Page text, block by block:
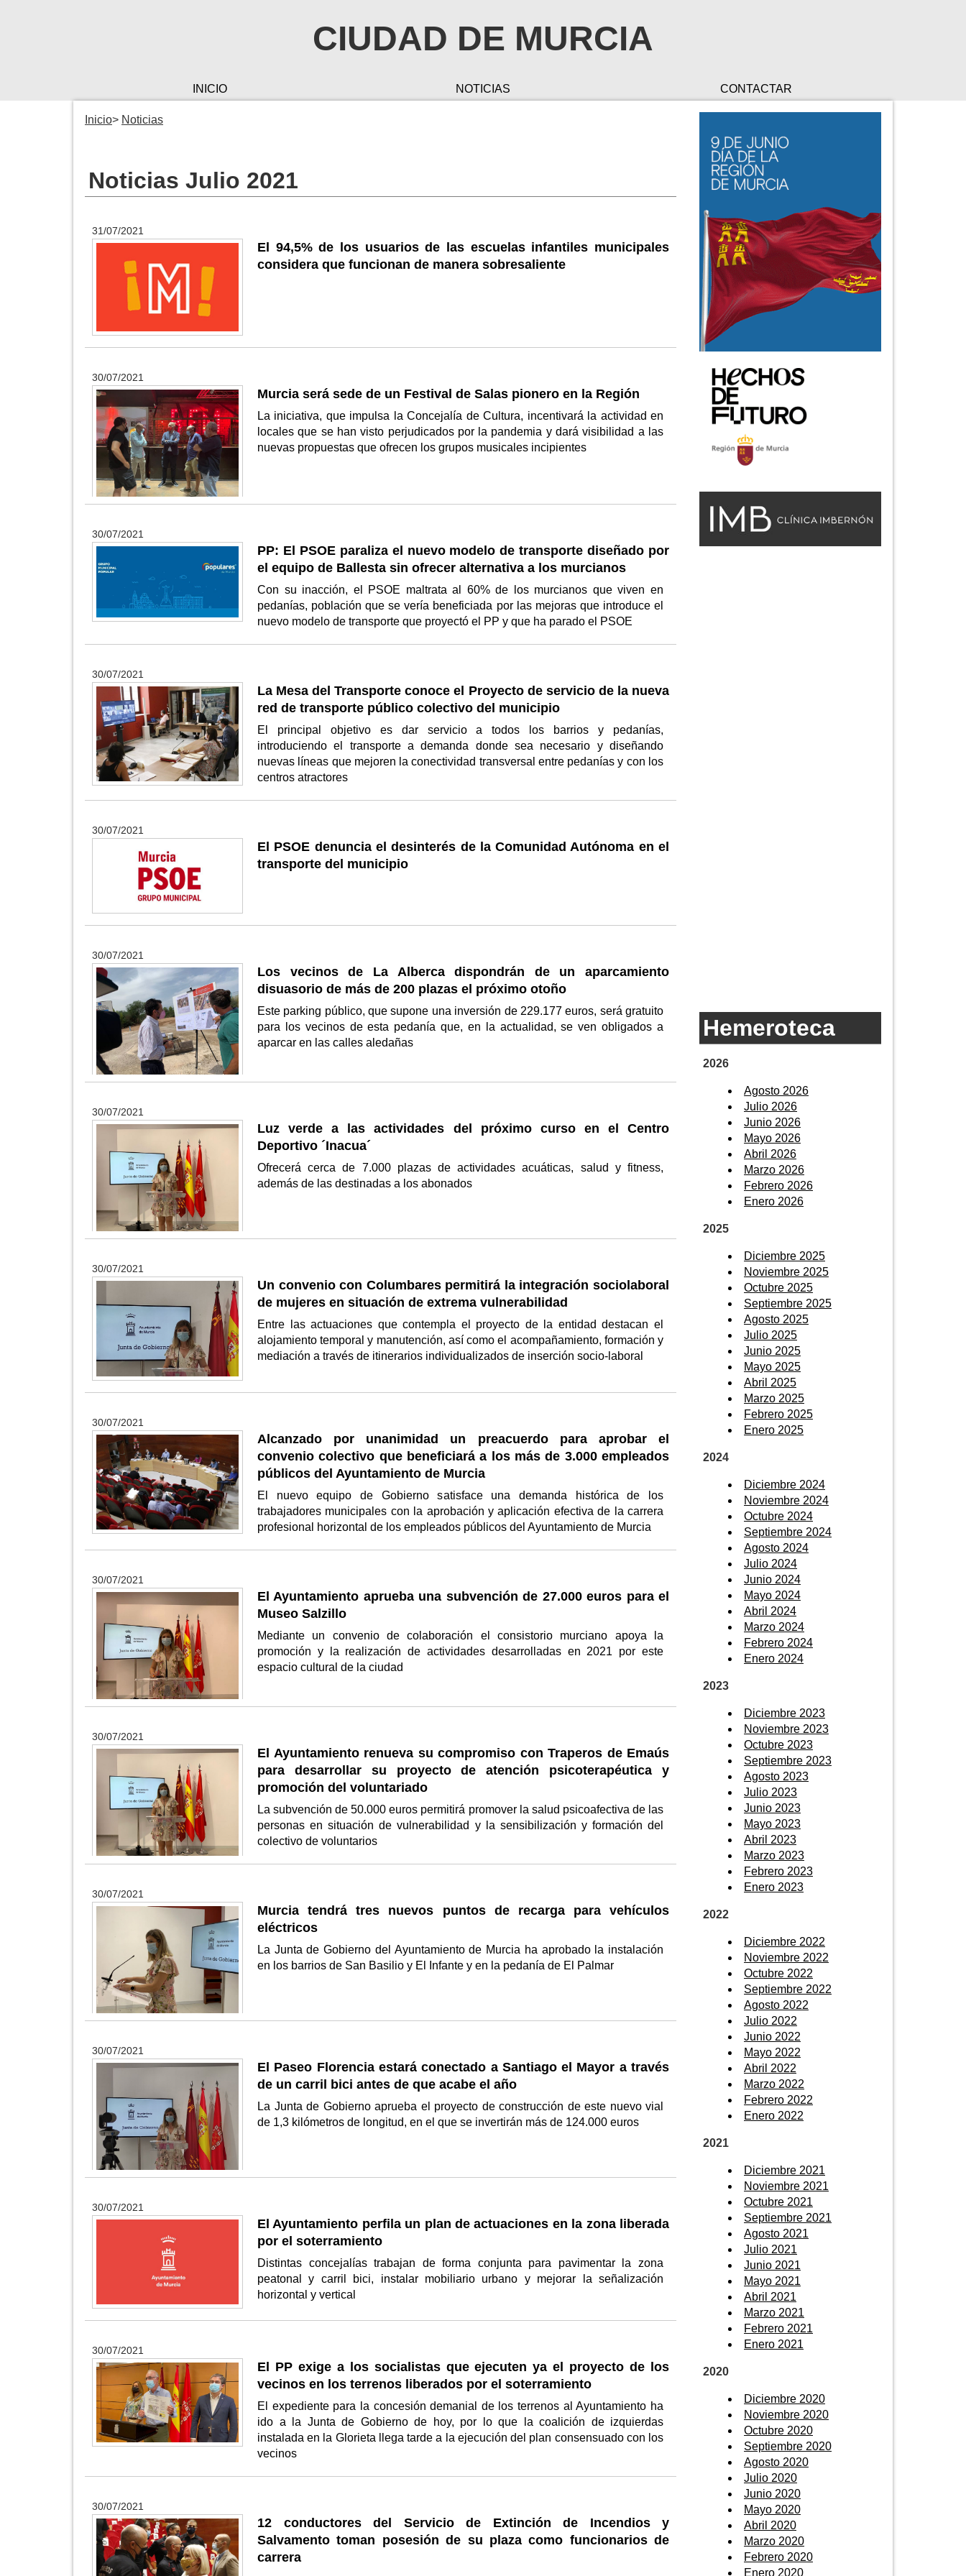
CIUDAD DE MURCIA
INICIO NOTICIAS CONTACTAR
Inicio Noticias
Noticias Julio 2021
31/07/2021
El 94,5% de los usuarios de las escuelas infantiles municipales
considera que funcionan de manera sobresaliente
30/07/2021
Murcia será sede de un Festival de Salas pionero en la Región
La iniciativa, que impulsa la Concejalía de Cultura, incentivará la actividad en
locales que se han visto perjudicados por la pandemia y dará visibilidad a las
nuevas propuestas que ofrecen los grupos musicales incipientes
30/07/2021
PP: El PSOE paraliza el nuevo modelo de transporte diseñado por
el equipo de Ballesta sin ofrecer alternativa a los murcianos
Con su inacción, el PSOE maltrata al 60% de los murcianos que viven en
pedanías, población que se vería beneficiada por las mejoras que introduce el
nuevo modelo de transporte que proyectó el PP y que ha parado el PSOE
30/07/2021
La Mesa del Transporte conoce el Proyecto de servicio de la nueva
red de transporte público colectivo del municipio
El principal objetivo es dar servicio a todos los barrios y pedanías,
introduciendo el transporte a demanda donde sea necesario y diseñando
nuevas líneas que mejoren la conectividad transversal entre pedanías y con los
centros atractores
30/07/2021
El PSOE denuncia el desinterés de la Comunidad Autónoma en el
transporte del municipio
30/07/2021
Los vecinos de La Alberca dispondrán de un aparcamiento
disuasorio de más de 200 plazas el próximo otoño
Este parking público, que supone una inversión de 229.177 euros, será gratuito
para los vecinos de esta pedanía que, en la actualidad, se ven obligados a
aparcar en las calles aledañas
30/07/2021
Luz verde a las actividades del próximo curso en el Centro
Deportivo ´Inacua´
Ofrecerá cerca de 7.000 plazas de actividades acuáticas, salud y fitness,
además de las destinadas a los abonados
30/07/2021
Un convenio con Columbares permitirá la integración sociolaboral
de mujeres en situación de extrema vulnerabilidad
Entre las actuaciones que contempla el proyecto de la entidad destacan el
alojamiento temporal y manutención, así como el acompañamiento, formación y
mediación a través de itinerarios individualizados de inserción socio-laboral
30/07/2021
Alcanzado por unanimidad un preacuerdo para aprobar el
convenio colectivo que beneficiará a los más de 3.000 empleados
públicos del Ayuntamiento de Murcia
El nuevo equipo de Gobierno satisface una demanda histórica de los
trabajadores municipales con la aprobación y aplicación efectiva de la carrera
profesional horizontal de los empleados públicos del Ayuntamiento de Murcia
30/07/2021
El Ayuntamiento aprueba una subvención de 27.000 euros para el
Museo Salzillo
Mediante un convenio de colaboración el consistorio murciano apoya la
promoción y la realización de actividades desarrolladas en 2021 por este
espacio cultural de la ciudad
30/07/2021
El Ayuntamiento renueva su compromiso con Traperos de Emaús
para desarrollar su proyecto de atención psicoterapéutica y
promoción del voluntariado
La subvención de 50.000 euros permitirá promover la salud psicoafectiva de las
personas en situación de vulnerabilidad y la sensibilización y formación del
colectivo de voluntarios
30/07/2021
Murcia tendrá tres nuevos puntos de recarga para vehículos
eléctricos
La Junta de Gobierno del Ayuntamiento de Murcia ha aprobado la instalación
en los barrios de San Basilio y El Infante y en la pedanía de El Palmar
30/07/2021
El Paseo Florencia estará conectado a Santiago el Mayor a través
de un carril bici antes de que acabe el año
La Junta de Gobierno aprueba el proyecto de construcción de este nuevo vial
de 1,3 kilómetros de longitud, en el que se invertirán más de 124.000 euros
30/07/2021
El Ayuntamiento perfila un plan de actuaciones en la zona liberada
por el soterramiento
Distintas concejalías trabajan de forma conjunta para pavimentar la zona
peatonal y carril bici, instalar mobiliario urbano y mejorar la señalización
horizontal y vertical
30/07/2021
El PP exige a los socialistas que ejecuten ya el proyecto de los
vecinos en los terrenos liberados por el soterramiento
El expediente para la concesión demanial de los terrenos al Ayuntamiento ha
ido a la Junta de Gobierno de hoy, por lo que la coalición de izquierdas
instalada en la Glorieta llega tarde a la ejecución del plan consensuado con los
vecinos
30/07/2021
12 conductores del Servicio de Extinción de Incendios y
Salvamento toman posesión de su plaza como funcionarios de
carrera
Hemeroteca
2026
Agosto 2026
Julio 2026
Junio 2026
Mayo 2026
Abril 2026
Marzo 2026
Febrero 2026
Enero 2026
2025
Diciembre 2025
Noviembre 2025
Octubre 2025
Septiembre 2025
Agosto 2025
Julio 2025
Junio 2025
Mayo 2025
Abril 2025
Marzo 2025
Febrero 2025
Enero 2025
2024
Diciembre 2024
Noviembre 2024
Octubre 2024
Septiembre 2024
Agosto 2024
Julio 2024
Junio 2024
Mayo 2024
Abril 2024
Marzo 2024
Febrero 2024
Enero 2024
2023
Diciembre 2023
Noviembre 2023
Octubre 2023
Septiembre 2023
Agosto 2023
Julio 2023
Junio 2023
Mayo 2023
Abril 2023
Marzo 2023
Febrero 2023
Enero 2023
2022
Diciembre 2022
Noviembre 2022
Octubre 2022
Septiembre 2022
Agosto 2022
Julio 2022
Junio 2022
Mayo 2022
Abril 2022
Marzo 2022
Febrero 2022
Enero 2022
2021
Diciembre 2021
Noviembre 2021
Octubre 2021
Septiembre 2021
Agosto 2021
Julio 2021
Junio 2021
Mayo 2021
Abril 2021
Marzo 2021
Febrero 2021
Enero 2021
2020
Diciembre 2020
Noviembre 2020
Octubre 2020
Septiembre 2020
Agosto 2020
Julio 2020
Junio 2020
Mayo 2020
Abril 2020
Marzo 2020
Febrero 2020
Enero 2020